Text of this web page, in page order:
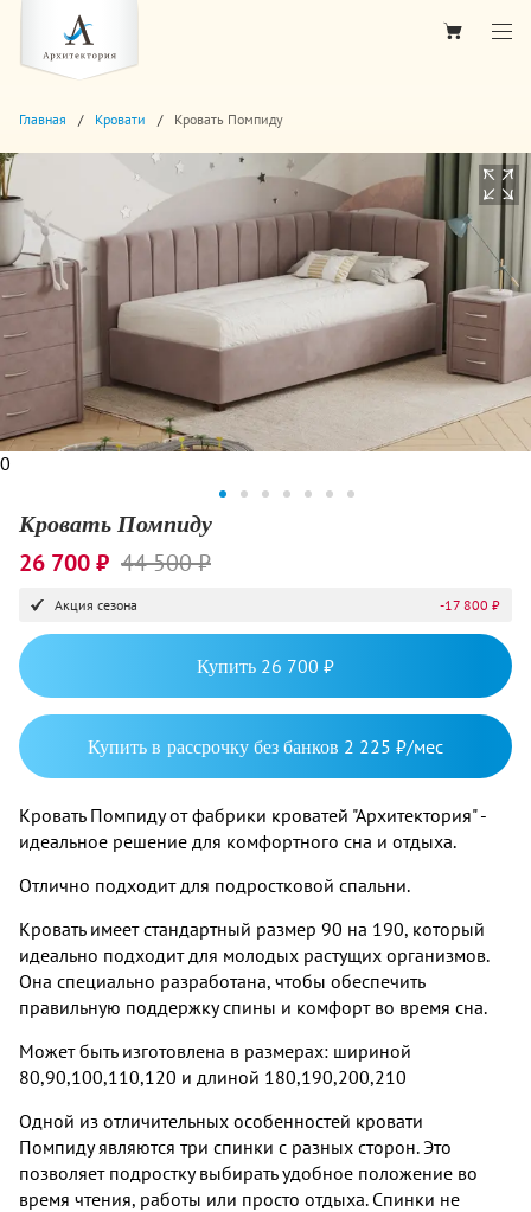
Главная Кровати Кровать Помпиду
0
Кровать Помпиду
26 700 ₽ 44 500 ₽
Акция сезона -17 800 ₽
Купить 26 700 ₽
Купить в рассрочку без банков 2 225 ₽/мес
Кровать Помпиду от фабрики кроватей "Архитектория" -
идеальное решение для комфортного сна и отдыха.
Отлично подходит для подростковой спальни.
Кровать имеет стандартный размер 90 на 190, который
идеально подходит для молодых растущих организмов.
Она специально разработана, чтобы обеспечить
правильную поддержку спины и комфорт во время сна.
Может быть изготовлена в размерах: шириной
80,90,100,110,120 и длиной 180,190,200,210
Одной из отличительных особенностей кровати
Помпиду являются три спинки с разных сторон. Это
позволяет подростку выбирать удобное положение во
время чтения, работы или просто отдыха. Спинки не